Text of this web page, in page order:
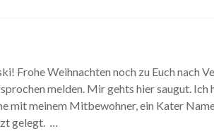
Frohe Weihnachten noch zu Euch nach
melden. Mir gehts hier saugut. Ich
mit meinem Mitbewohner, ein Kater
gelegt. ...